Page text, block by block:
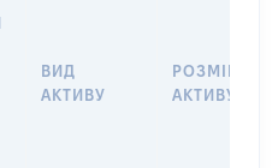
ВИД
АКТИВУ
РОЗМІР
АКТИВУ